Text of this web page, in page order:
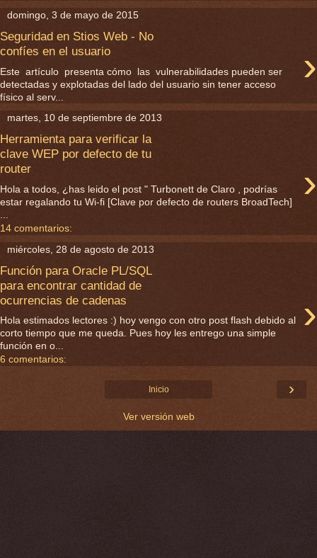
domingo, 3 de mayo de 2015
Seguridad en Stios Web - No
confíes en el usuario
›
Este artículo presenta cómo las vulnerabilidades pueden ser
detectadas y explotadas del lado del usuario sin tener acceso
físico al serv...
martes, 10 de septiembre de 2013
Herramienta para verificar la
clave WEP por defecto de tu
router
›
Hola a todos, ¿has leido el post " Turbonett de Claro , podrías
estar regalando tu Wi-fi [Clave por defecto de routers BroadTech]
14 comentarios:
miércoles, 28 de agosto de 2013
Función para Oracle PL/SQL
para encontrar cantidad de
ocurrencias de cadenas
›
Hola estimados lectores :) hoy vengo con otro post flash debido al
corto tiempo que me queda. Pues hoy les entrego una simple
función en o...
6 comentarios:
›
Inicio
Ver versión web